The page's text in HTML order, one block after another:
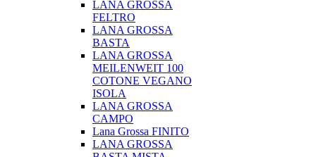
LANA GROSSA
FELTRO
LANA GROSSA
BASTA
LANA GROSSA
MEILENWEIT 100
COTONE VEGANO
ISOLA
LANA GROSSA
CAMPO
Lana Grossa FINITO
LANA GROSSA